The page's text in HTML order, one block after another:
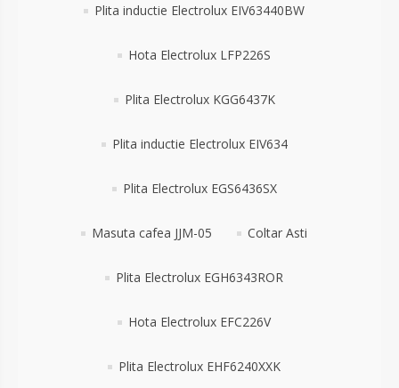
Plita inductie Electrolux EIV63440BW
Hota Electrolux LFP226S
Plita Electrolux KGG6437K
Plita inductie Electrolux EIV634
Plita Electrolux EGS6436SX
Masuta cafea JJM-05 Coltar Asti
Plita Electrolux EGH6343ROR
Hota Electrolux EFC226V
Plita Electrolux EHF6240XXK